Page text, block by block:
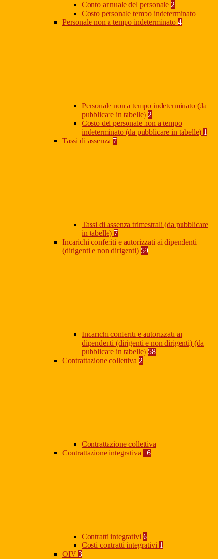
Conto annuale del personale 2
Costo personale tempo indeterminato
Personale non a tempo indeterminato 4
Personale non a tempo indeterminato (da
pubblicare in tabelle) 2
Costo del personale non a tempo
indeterminato (da pubblicare in tabelle) 1
Tassi di assenza 7
Tassi di assenza trimestrali (da pubblicare
in tabelle) 7
Incarichi conferiti e autorizzati ai dipendenti
(dirigenti e non dirigenti) 59
Incarichi conferiti e autorizzati ai
dipendenti (dirigenti e non dirigenti) (da
pubblicare in tabelle) 58
Contrattazione collettiva 2
Contrattazione collettiva
Contrattazione integrativa 16
Contratti integrativi 6
Costi contratti integrativi 1
OIV 3